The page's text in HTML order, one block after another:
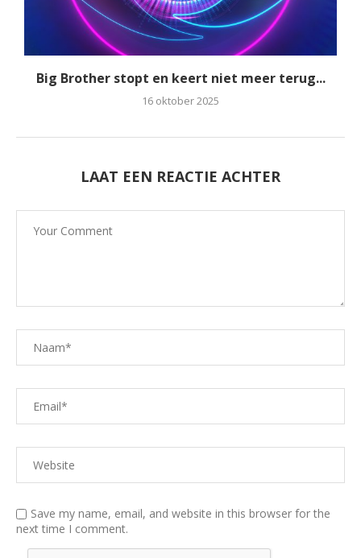
Big Brother stopt en keert niet meer terug...
16 oktober 2025
LAAT EEN REACTIE ACHTER
Save my name, email, and website in this browser for the
next time I comment.